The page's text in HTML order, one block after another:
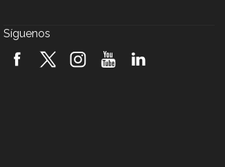
robótica FIRST 2026! (video)
Síguenos